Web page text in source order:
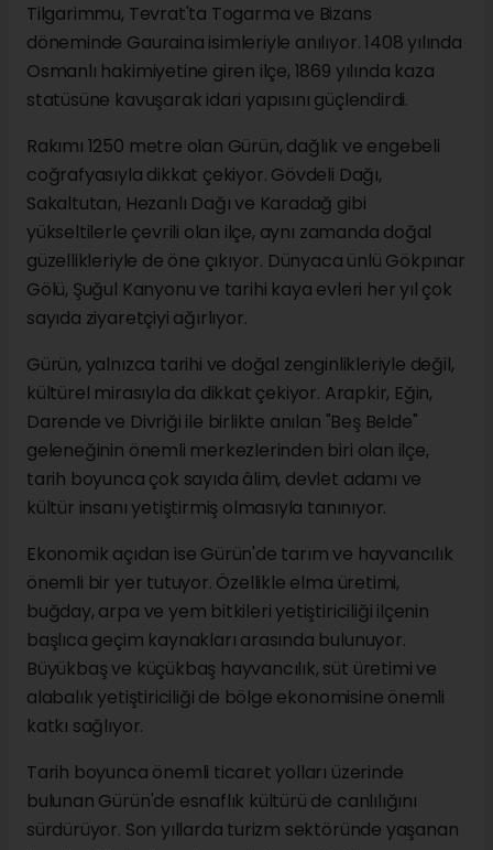
Tilgarimmu, Tevrat'ta Togarma ve Bizans
döneminde Gauraina isimleriyle anılıyor. 1408 yılında
Osmanlı hakimiyetine giren ilçe, 1869 yılında kaza
statüsüne kavuşarak idari yapısını güçlendirdi.
Rakımı 1250 metre olan Gürün, dağlık ve engebeli
coğrafyasıyla dikkat çekiyor. Gövdeli Dağı,
Sakaltutan, Hezanlı Dağı ve Karadağ gibi
yükseltilerle çevrili olan ilçe, aynı zamanda doğal
güzellikleriyle de öne çıkıyor. Dünyaca ünlü Gökpınar
Gölü, Şuğul Kanyonu ve tarihi kaya evleri her yıl çok
sayıda ziyaretçiyi ağırlıyor.
Gürün, yalnızca tarihi ve doğal zenginlikleriyle değil,
kültürel mirasıyla da dikkat çekiyor. Arapkir, Eğin,
Darende ve Divriği ile birlikte anılan "Beş Belde"
geleneğinin önemli merkezlerinden biri olan ilçe,
tarih boyunca çok sayıda âlim, devlet adamı ve
kültür insanı yetiştirmiş olmasıyla tanınıyor.
Ekonomik açıdan ise Gürün'de tarım ve hayvancılık
önemli bir yer tutuyor. Özellikle elma üretimi,
buğday, arpa ve yem bitkileri yetiştiriciliği ilçenin
başlıca geçim kaynakları arasında bulunuyor.
Büyükbaş ve küçükbaş hayvancılık, süt üretimi ve
alabalık yetiştiriciliği de bölge ekonomisine önemli
katkı sağlıyor.
Tarih boyunca önemli ticaret yolları üzerinde
bulunan Gürün'de esnaflık kültürü de canlılığını
sürdürüyor. Son yıllarda turizm sektöründe yaşanan